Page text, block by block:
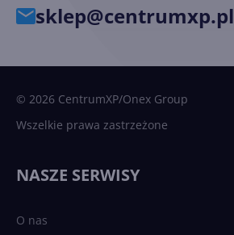
sklep@centrumxp.pl
© 2026 CentrumXP/Onex Group
Wszelkie prawa zastrzeżone
NASZE SERWISY
O nas